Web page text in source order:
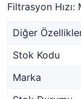
Filtrasyon
Diğer
Stok Kodu
Marka